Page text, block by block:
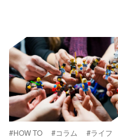
#HOW TO #コラム #ライフ